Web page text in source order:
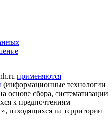
применяются
(информационные технологии
основе сбора, систематизации
к предпочтениям
находящихся на территории